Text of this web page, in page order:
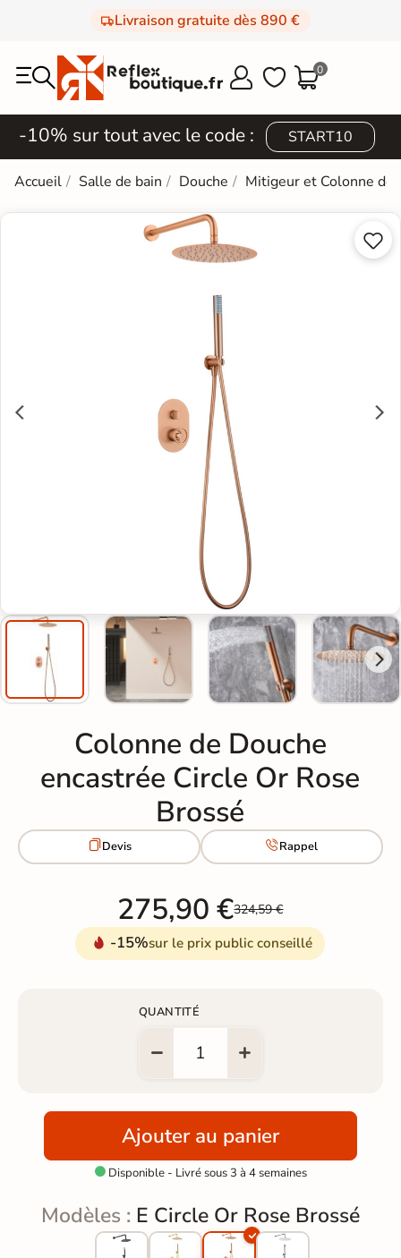
Livraison gratuite dès 890 €
  0
-10% sur tout avec le code : START10
Accueil Salle de bain Douche Mitigeur et Colonne de


Colonne de Douche
encastrée Circle Or Rose
Brossé
Devis Rappel
275,90 €324,59 €
-15%sur le prix public conseillé
QUANTITÉ
Ajouter au panier
Disponible - Livré sous 3 à 4 semaines
Modèles : E Circle Or Rose Brossé